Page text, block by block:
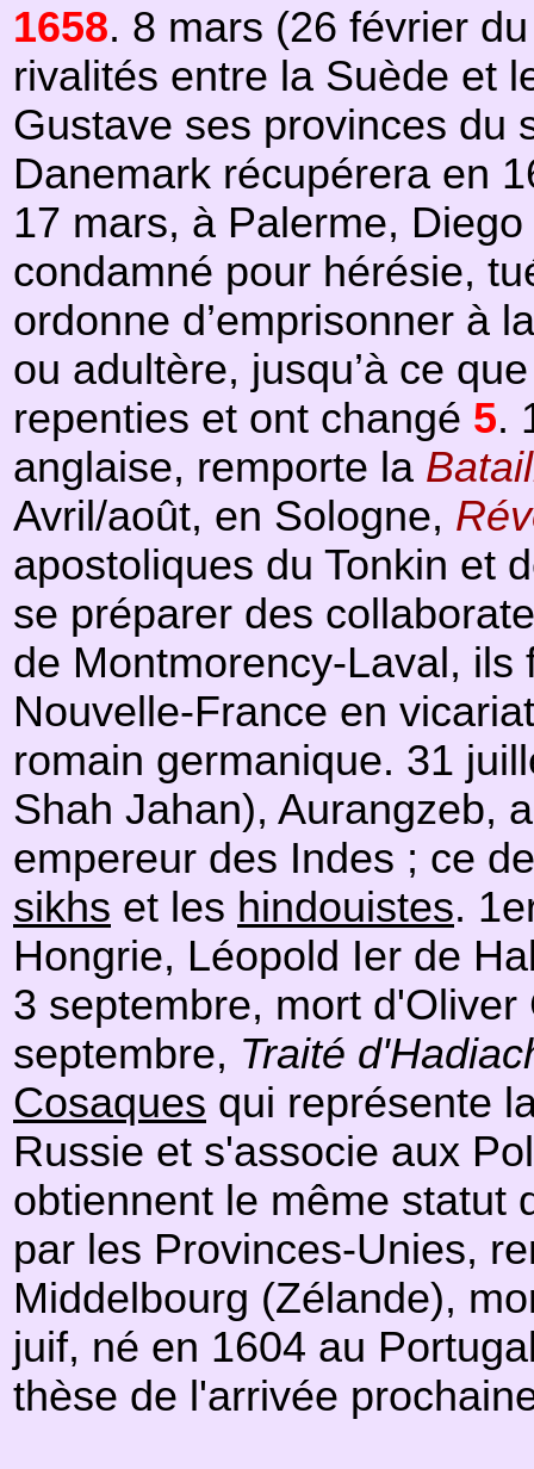
1658. 8 mars (26 février
rivalités entre la Suède et
Gustave ses provinces du
Danemark récupérera en
17 mars, à Palerme,
condamné pour hérésie,
ordonne d’emprisonner à
ou adultère, jusqu’à ce
repenties et ont changé 5.
anglaise, remporte la
Avril/août, en Sologne,
apostoliques du Tonkin et
se préparer des
de Montmorency-Laval,
Nouvelle-France en
romain germanique. 31
Shah Jahan), Aurangzeb,
empereur des Indes ; ce
sikhs et les hindouistes.
Hongrie, Léopold Ier de
3 septembre, mort
septembre, Traité
Cosaques qui représente
Russie et s'associe aux
obtiennent le même statut
par les Provinces-Unies,
Middelbourg (Zélande),
juif, né en 1604 au
thèse de l'arrivée